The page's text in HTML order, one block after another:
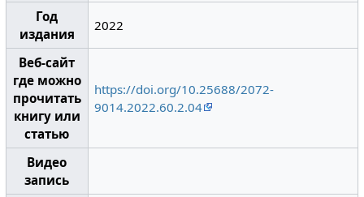
Год
издания
2022
Веб-сайт
где можно
прочитать
книгу или
статью
https://doi.org/10.25688/2072-
9014.2022.60.2.04
Видео
запись